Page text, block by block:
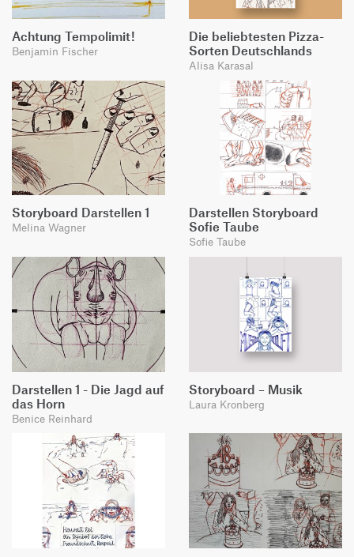
Achtung Tempolimit!
Benjamin Fischer
Die beliebtesten Pizza-
Sorten Deutschlands
Alisa Karasal
Storyboard Darstellen 1
Melina Wagner
Darstellen Storyboard
Sofie Taube
Sofie Taube
Darstellen 1 - Die Jagd auf
das Horn
Benice Reinhard
Storyboard – Musik
Laura Kronberg